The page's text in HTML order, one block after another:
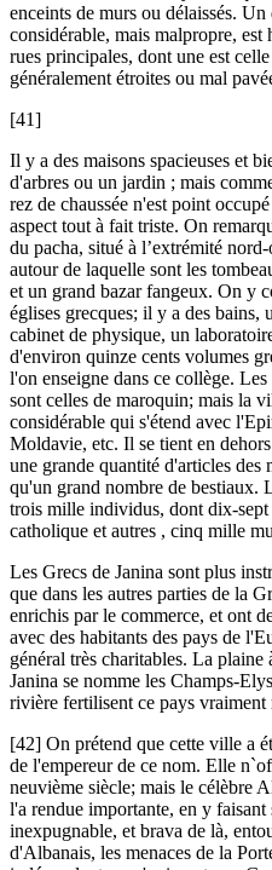
enceints de murs ou délaissés. Un
considérable, mais malpropre,
rues principales, dont une est
généralement étroites ou mal
[41]
Il y a des maisons spacieuses et
d'arbres ou un jardin ; mais
rez de chaussée n'est point
aspect tout à fait triste. On
du pacha, situé à l’extrémité
autour de laquelle sont les
et un grand bazar fangeux. On y
églises grecques; il y a des
cabinet de physique, un
d'environ quinze cents volumes
l'on enseigne dans ce collège.
sont celles de maroquin; mais la
considérable qui s'étend avec
Moldavie, etc. Il se tient en
une grande quantité d'articles des
qu'un grand nombre de bestiaux.
trois mille individus, dont dix-
catholique et autres , cinq mille
Les Grecs de Janina sont plus
que dans les autres parties de la
enrichis par le commerce, et ont
avec des habitants des pays de
général très charitables. La plaine
Janina se nomme les Champs-
rivière fertilisent ce pays vraiment
[42] On prétend que cette ville a
de l'empereur de ce nom. Elle
neuvième siècle; mais le célèbre
l'a rendue importante, en y
inexpugnable, et brava de là,
d'Albanais, les menaces de la